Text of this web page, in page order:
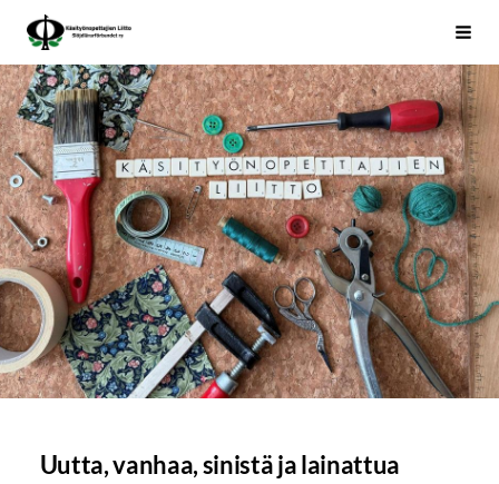
Siirry
sivun
sisältöön
Käsityönopettajien Liitto
Uutta, vanhaa, sinistä ja lainattua